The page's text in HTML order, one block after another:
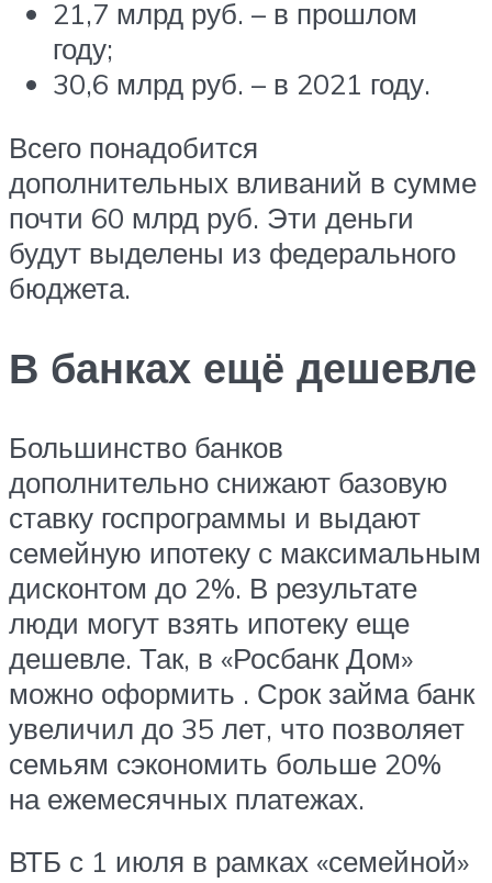
21,7 млрд руб. – в прошлом
году;
30,6 млрд руб. – в 2021 году.
Всего понадобится
дополнительных вливаний в сумме
почти 60 млрд руб. Эти деньги
будут выделены из федерального
бюджета.
В банках ещё дешевле
Большинство банков
дополнительно снижают базовую
ставку госпрограммы и выдают
семейную ипотеку с максимальным
дисконтом до 2%. В результате
люди могут взять ипотеку еще
дешевле. Так, в «Росбанк Дом»
можно оформить . Срок займа банк
увеличил до 35 лет, что позволяет
семьям сэкономить больше 20%
на ежемесячных платежах.
ВТБ с 1 июля в рамках «семейной»